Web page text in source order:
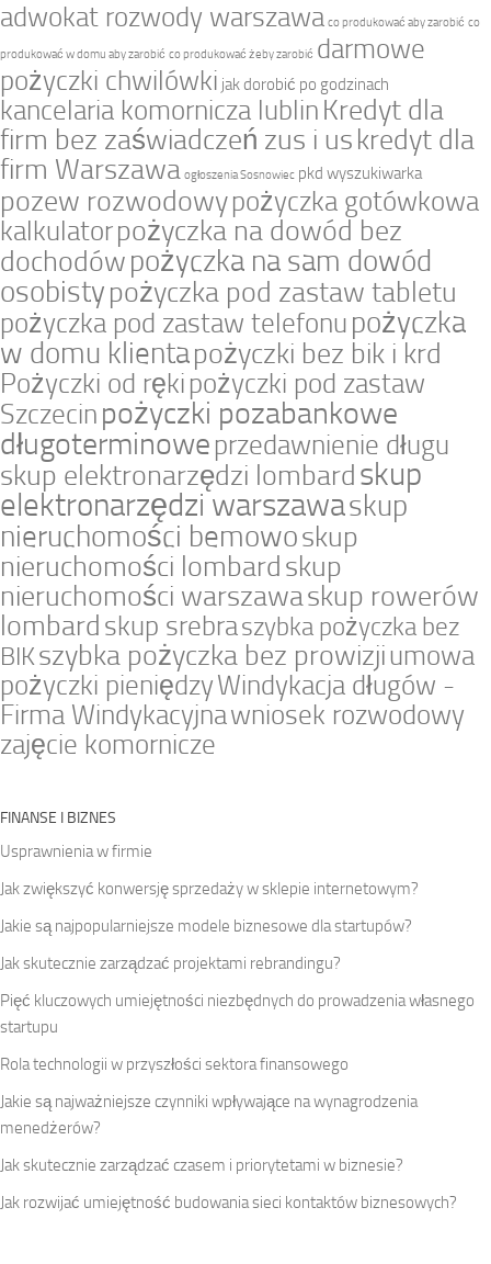
adwokat rozwody warszawa co produkować aby zarobić co
produkować w domu aby zarobić co produkować żeby zarobić darmowe
pożyczki chwilówki jak dorobić po godzinach
kancelaria komornicza lublin Kredyt dla
firm bez zaświadczeń zus i uskredyt dla
firm Warszawa ogłoszenia Sosnowiec pkd wyszukiwarka
pozew rozwodowypożyczka gotówkowa
kalkulatorpożyczka na dowód bez
dochodówpożyczka na sam dowód
osobistypożyczka pod zastaw tabletu
pożyczka pod zastaw telefonu pożyczka
w domu klientapożyczki bez bik i krd
Pożyczki od ręki pożyczki pod zastaw
Szczecin pożyczki pozabankowe
długoterminowe przedawnienie długu
skup elektronarzędzi lombardskup
elektronarzędzi warszawaskup
nieruchomości bemowoskup
nieruchomości lombardskup
nieruchomości warszawaskup rowerów
lombard skup srebraszybka pożyczka bez
BIKszybka pożyczka bez prowizjiumowa
pożyczki pieniędzyWindykacja długów -
Firma Windykacyjnawniosek rozwodowy
zajęcie komornicze
FINANSE I BIZNES
Usprawnienia w firmie
Jak zwiększyć konwersję sprzedaży w sklepie internetowym?
Jakie są najpopularniejsze modele biznesowe dla startupów?
Jak skutecznie zarządzać projektami rebrandingu?
Pięć kluczowych umiejętności niezbędnych do prowadzenia własnego
startupu
Rola technologii w przyszłości sektora finansowego
Jakie są najważniejsze czynniki wpływające na wynagrodzenia
menedżerów?
Jak skutecznie zarządzać czasem i priorytetami w biznesie?
Jak rozwijać umiejętność budowania sieci kontaktów biznesowych?